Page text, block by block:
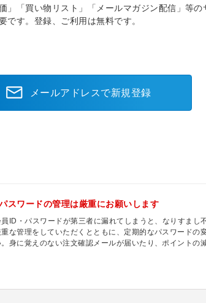
価」「買い物リスト」「メールマガジン配信」等
です。登録、ご利用は無料です。
メールアドレスで新規登録
スワードの管理は厳重にお願いします
ID・パスワードが第三者に漏れてしまうと、なりすまし
な管理をしていただくとともに、定期的なパスワードの
身に覚えのない注文確認メールが届いたり、ポイント